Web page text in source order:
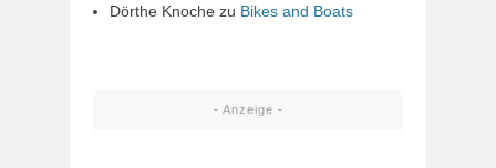
Dörthe Knoche zu Bikes and Boats
- Anzeige -